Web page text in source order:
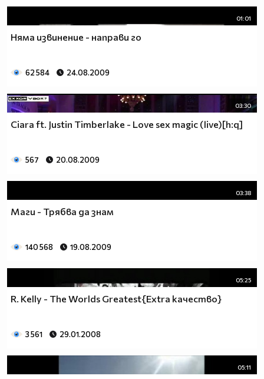
www.csdance.net
01:01
Няма извинение - направи го
62 584 24.08.2009
03:30
Ciara ft. Justin Timberlake - Love sex magic (live)[h:q]
567 20.08.2009
03:38
Маги - Трябва да знам
140 568 19.08.2009
05:25
R. Kelly - The Worlds Greatest{Extra качество}
3 561 29.01.2008
05:11